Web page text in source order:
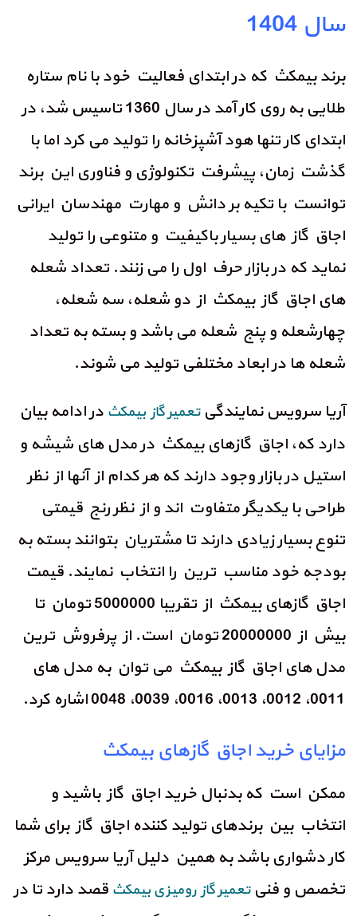
سال 1404
برند بیمکث که در ابتدای فعالیت خود با نام ستاره
طلایی به روی کار آمد در سال 1360 تاسیس شد، در
ابتدای کار تنها هود آشپزخانه را تولید می کرد اما با
گذشت زمان، پیشرفت تکنولوژی و فناوری این برند
توانست با تکیه بر دانش و مهارت مهندسان ایرانی
اجاق گاز های بسیار باکیفیت و متنوعی را تولید
نماید که در بازار حرف اول را می زنند. تعداد شعله
های اجاق گاز بیمکث از دو شعله، سه شعله،
چهارشعله و پنج شعله می باشد و بسته به تعداد
شعله ها در ابعاد مختلفی تولید می شوند.
آریا سرویس نمایندگیتعمیر گاز بیمکث در ادامه بیان
دارد که، اجاق گازهای بیمکث در مدل های شیشه و
استیل در بازار وجود دارند که هر کدام از آنها از نظر
طراحی با یکدیگر متفاوت اند و از نظر رنج قیمتی
تنوع بسیار زیادی دارند تا مشتریان بتوانند بسته به
بودجه خود مناسب ترین را انتخاب نمایند. قیمت
اجاق گازهای بیمکث از تقریبا 5000000 تومان تا
بیش از 20000000 تومان است. از پرفروش ترین
مدل های اجاق گاز بیمکث می توان به مدل های
0011، 0012، 0013، 0016، 0039، 0048 اشاره کرد.
مزایای خرید اجاق گازهای بیمکث
ممکن است که بدنبال خرید اجاق گاز باشید و
انتخاب بین برندهای تولید کننده اجاق گاز برای شما
کار دشواری باشد به همین دلیل آریا سرویس مرکز
تخصص و فنیتعمیر گاز رومیزی بیمکث قصد دارد تا در